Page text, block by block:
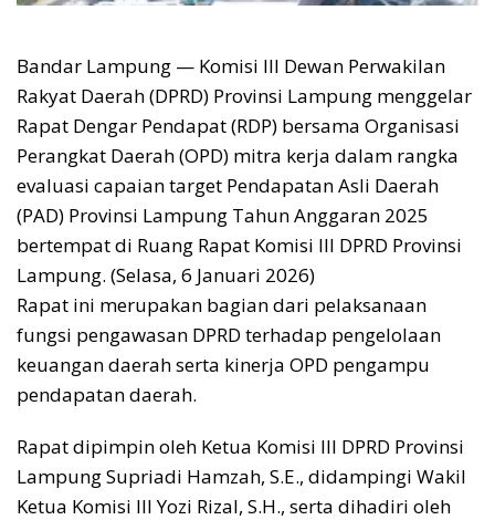
Bandar Lampung — Komisi III Dewan Perwakilan
Rakyat Daerah (DPRD) Provinsi Lampung menggelar
Rapat Dengar Pendapat (RDP) bersama Organisasi
Perangkat Daerah (OPD) mitra kerja dalam rangka
evaluasi capaian target Pendapatan Asli Daerah
(PAD) Provinsi Lampung Tahun Anggaran 2025
bertempat di Ruang Rapat Komisi III DPRD Provinsi
Lampung. (Selasa, 6 Januari 2026)
Rapat ini merupakan bagian dari pelaksanaan
fungsi pengawasan DPRD terhadap pengelolaan
keuangan daerah serta kinerja OPD pengampu
pendapatan daerah.
Rapat dipimpin oleh Ketua Komisi III DPRD Provinsi
Lampung Supriadi Hamzah, S.E., didampingi Wakil
Ketua Komisi III Yozi Rizal, S.H., serta dihadiri oleh